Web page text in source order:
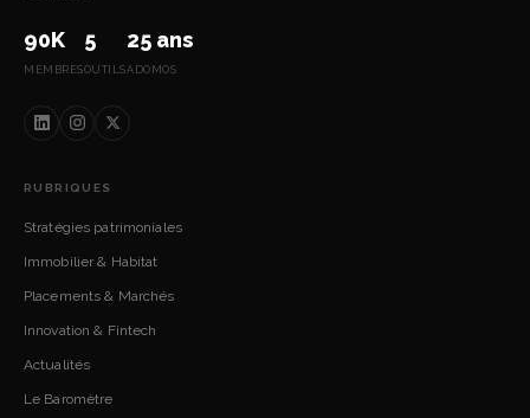
90K
MEMBRES
5
OUTILS
25 ans
ADOMOS
RUBRIQUES
Stratégies patrimoniales
Immobilier & Habitat
Placements & Marchés
Innovation & Fintech
Actualités
Le Baromètre